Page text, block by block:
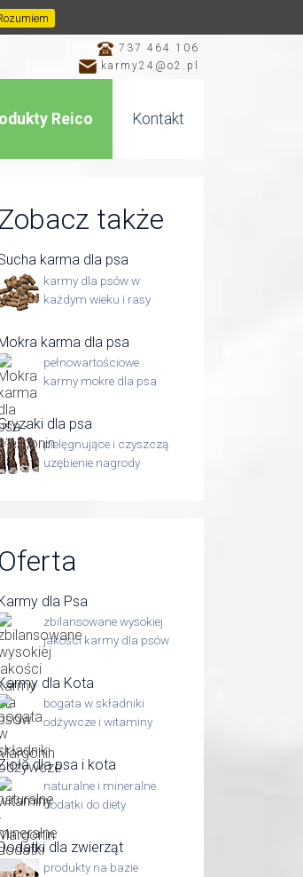
737 464 106
karmy24@o2.pl
Reico Kontakt
także
karma dla psa
karmy dla psów w
każdym wieku i rasy
karma dla psa
pełnowartościowe
karmy mokre dla psa
dla psa
pielęgnujące i czyszczą
uzębienie nagrody
Oferta
dla Psa
zbilansowane wysokiej
jakości karmy dla psów
dla Kota
bogata w składniki
odżywcze i witaminy
dla psa i kota
naturalne i mineralne
dodatki do diety
dla zwierząt
produkty na bazie